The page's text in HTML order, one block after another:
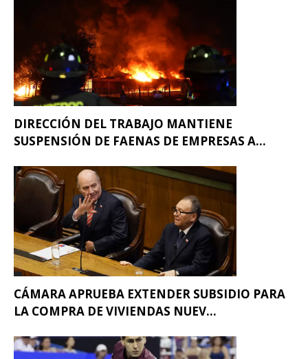
DIRECCIÓN DEL TRABAJO MANTIENE
SUSPENSIÓN DE FAENAS DE EMPRESAS A...
CÁMARA APRUEBA EXTENDER SUBSIDIO PARA
LA COMPRA DE VIVIENDAS NUEV...